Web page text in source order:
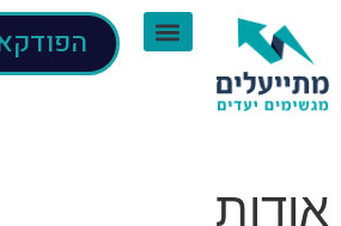
אודות